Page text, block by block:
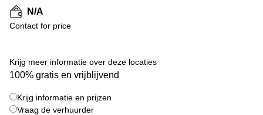
Tiel
Amsterdam
Westpoort
Business
Den
Haag
N/A
Contact for price
Krijg meer informatie over deze locaties
100% gratis en vrijblijvend
Krijg informatie en prijzen
Vraag de verhuurder